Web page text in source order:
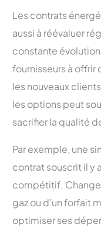
Les contrats
aussi à réévaluer
constante
fournisseurs à
les nouveaux
les options peut
sacrifier la qualité
Par exemple, une
contrat souscrit il y
compétitif.
gaz ou d’un forfait
optimiser ses